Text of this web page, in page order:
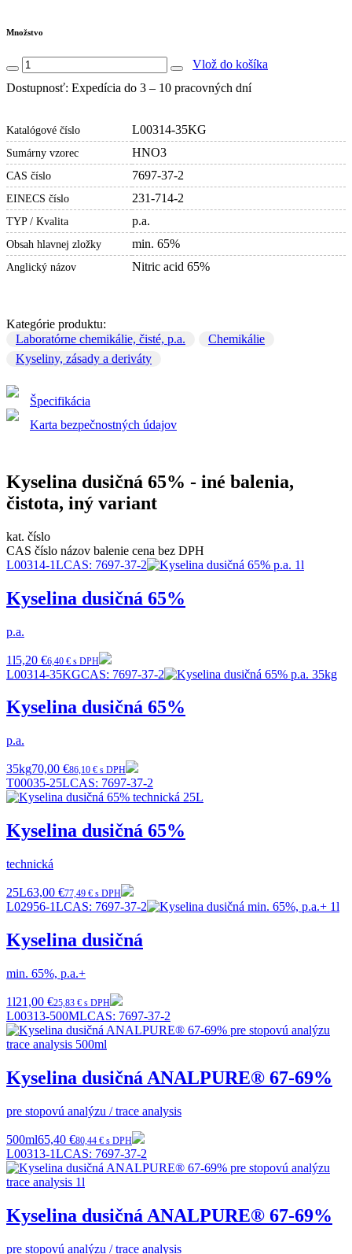
Množstvo
Vlož do košíka
Dostupnosť: Expedícia do 3 – 10 pracovných dní
Katalógové číslo L00314-35KG
Sumárny vzorec HNO3
CAS číslo 7697-37-2
EINECS číslo 231-714-2
TYP / Kvalita p.a.
Obsah hlavnej zložky min. 65%
Anglický názov Nitric acid 65%
Kategórie produktu:
Laboratórne chemikálie, čisté, p.a.
Chemikálie
Kyseliny, zásady a deriváty
Špecifikácia
Karta bezpečnostných údajov
Kyselina dusičná 65% - iné balenia,
čistota, iný variant
kat. číslo
CAS číslo názov balenie cena bez DPH
L00314-1LCAS: 7697-37-2
Kyselina dusičná 65%
p.a.
1l5,20 €6,40 € s DPH
L00314-35KGCAS: 7697-37-2
Kyselina dusičná 65%
p.a.
35kg70,00 €86,10 € s DPH
T00035-25LCAS: 7697-37-2
Kyselina dusičná 65%
technická
25L63,00 €77,49 € s DPH
L02956-1LCAS: 7697-37-2
Kyselina dusičná
min. 65%, p.a.+
1l21,00 €25,83 € s DPH
L00313-500MLCAS: 7697-37-2
Kyselina dusičná ANALPURE® 67-69%
pre stopovú analýzu / trace analysis
500ml65,40 €80,44 € s DPH
L00313-1LCAS: 7697-37-2
Kyselina dusičná ANALPURE® 67-69%
pre stopovú analýzu / trace analysis